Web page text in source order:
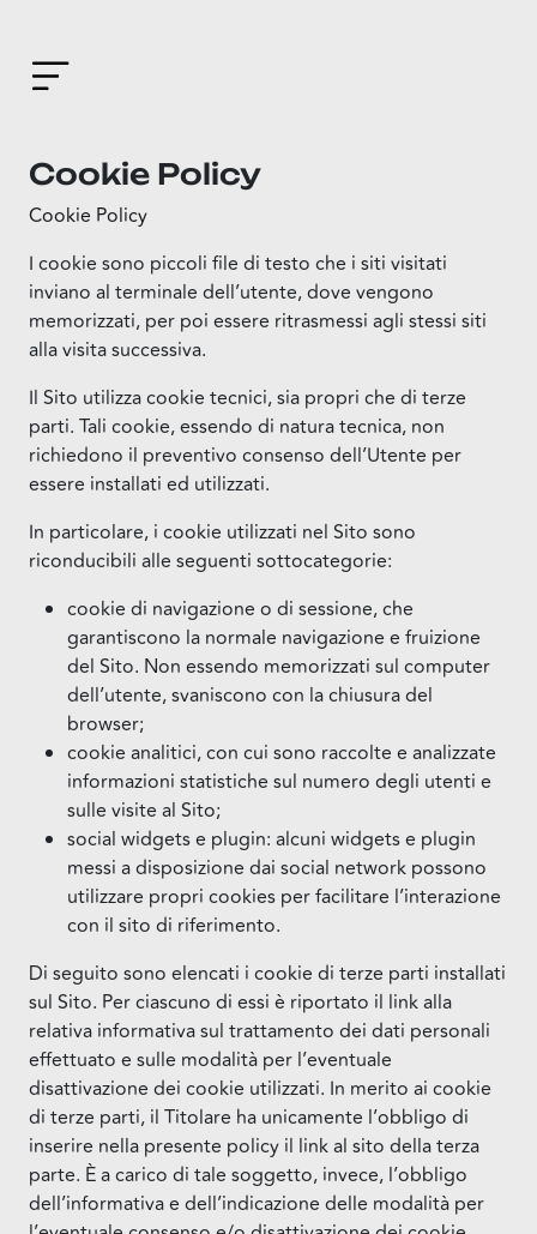
Cookie Policy
Cookie Policy
I cookie sono piccoli file di testo che i siti visitati
inviano al terminale dell’utente, dove vengono
memorizzati, per poi essere ritrasmessi agli stessi siti
alla visita successiva.
Il Sito utilizza cookie tecnici, sia propri che di terze
parti. Tali cookie, essendo di natura tecnica, non
richiedono il preventivo consenso dell’Utente per
essere installati ed utilizzati.
In particolare, i cookie utilizzati nel Sito sono
riconducibili alle seguenti sottocategorie:
cookie di navigazione o di sessione, che
garantiscono la normale navigazione e fruizione
del Sito. Non essendo memorizzati sul computer
dell’utente, svaniscono con la chiusura del
browser;
cookie analitici, con cui sono raccolte e analizzate
informazioni statistiche sul numero degli utenti e
sulle visite al Sito;
social widgets e plugin: alcuni widgets e plugin
messi a disposizione dai social network possono
utilizzare propri cookies per facilitare l’interazione
con il sito di riferimento.
Di seguito sono elencati i cookie di terze parti installati
sul Sito. Per ciascuno di essi è riportato il link alla
relativa informativa sul trattamento dei dati personali
effettuato e sulle modalità per l’eventuale
disattivazione dei cookie utilizzati. In merito ai cookie
di terze parti, il Titolare ha unicamente l’obbligo di
inserire nella presente policy il link al sito della terza
parte. È a carico di tale soggetto, invece, l’obbligo
dell’informativa e dell’indicazione delle modalità per